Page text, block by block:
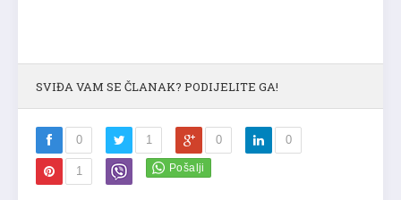
SVIĐA VAM SE ČLANAK? PODIJELITE GA!
0 1 0 0
1